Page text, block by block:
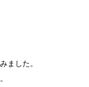
ました。